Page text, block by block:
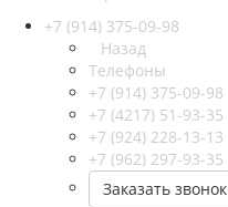
+7 (914) 375-09-98
Назад
Телефоны
+7 (914) 375-09-98
+7 (4217) 51-93-35
+7 (924) 228-13-13
+7 (962) 297-93-35
Заказать звонок